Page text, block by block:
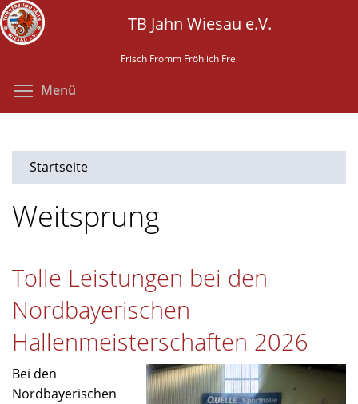
Direkt
zum
Inhalt
TB Jahn Wiesau e.V.
Frisch Fromm Fröhlich Frei
Menü
Startseite
Weitsprung
Tolle Leistungen bei den
Nordbayerischen
Hallenmeisterschaften 2026
Bei den
Nordbayerischen